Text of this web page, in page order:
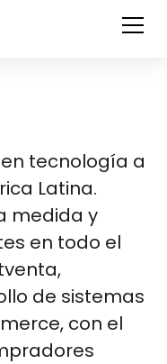
tecnología a
Latina.
medida y
en todo el
de sistemas
con el